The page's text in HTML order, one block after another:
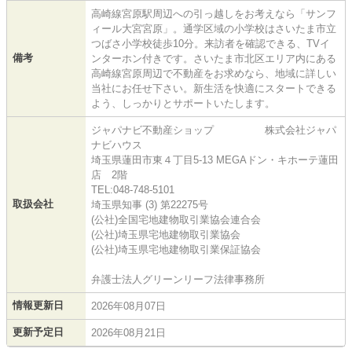
備考
高崎線宮原駅周辺への引っ越しをお考えなら「サンフ
ィール大宮宮原」。通学区域の小学校はさいたま市立
つばさ小学校徒歩10分。来訪者を確認できる、TVイ
ンターホン付きです。さいたま市北区エリア内にある
高崎線宮原周辺で不動産をお求めなら、地域に詳しい
当社にお任せ下さい。新生活を快適にスタートできる
よう、しっかりとサポートいたします。
取扱会社
ジャパナビ不動産ショップ 株式会社ジャパ
ナビハウス
埼玉県蓮田市東４丁目5-13 MEGAドン・キホーテ蓮田
店 2階
TEL:048-748-5101
埼玉県知事 (3) 第22275号
(公社)全国宅地建物取引業協会連合会
(公社)埼玉県宅地建物取引業協会
(公社)埼玉県宅地建物取引業保証協会
弁護士法人グリーンリーフ法律事務所
情報更新日 2026年08月07日
更新予定日 2026年08月21日